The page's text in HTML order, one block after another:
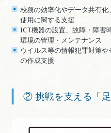
校務の効率化やデータ共有化
使用に関する支援
ICT機器の設置、故障・障害
環境の管理・メンテナンス
ウイルス等の情報犯罪対策
の作成支援
② 挑戦を支える「足